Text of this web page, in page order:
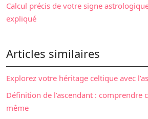
Calcul précis de votre signe
expliqué
Articles similaires
Explorez votre héritage celtique avec
Définition de l’ascendant : comprendre
même